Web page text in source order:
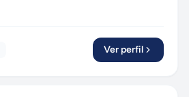
Ver perfil